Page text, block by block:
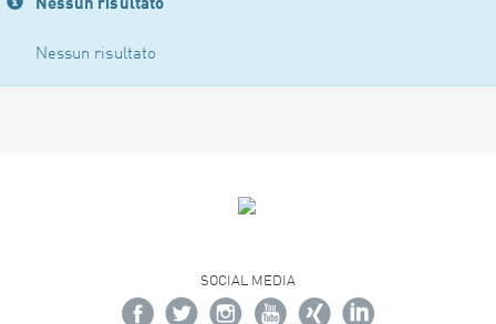
Nessun risultato
SOCIAL MEDIA